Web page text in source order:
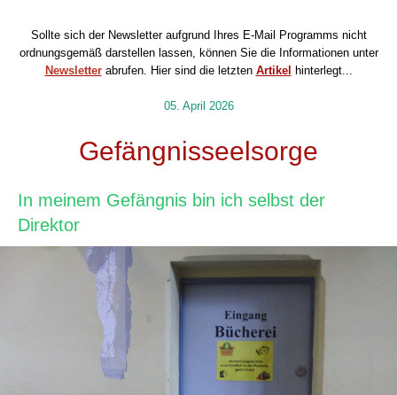
Sollte sich der Newsletter aufgrund Ihres E-Mail Programms nicht
ordnungsgemäß darstellen lassen, können Sie die Informationen unter
Newsletterabrufen. Hier sind die letzten Artikel hinterlegt...
05. April 2026
Gefängnisseelsorge
In meinem Gefängnis bin ich selbst der
Direktor